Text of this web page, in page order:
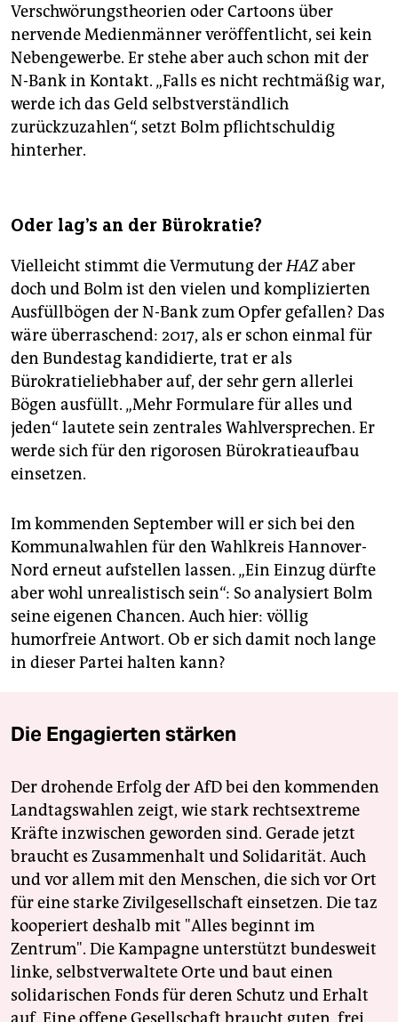
Verschwörungstheorien oder Cartoons über
nervende Medienmänner veröffentlicht, sei kein
Nebengewerbe. Er stehe aber auch schon mit der
N-Bank in Kontakt. „Falls es nicht rechtmäßig war,
werde ich das Geld selbstverständlich
zurückzuzahlen“, setzt Bolm pflichtschuldig
hinterher.
Oder lag's an der Bürokratie?
Vielleicht stimmt die Vermutung derHAZaber
doch und Bolm ist den vielen und komplizierten
Ausfüllbögen der N-Bank zum Opfer gefallen? Das
wäre überraschend: 2017, als er schon einmal für
den Bundestag kandidierte, trat er als
Bürokratieliebhaber auf, der sehr gern allerlei
Bögen ausfüllt. „Mehr Formulare für alles und
jeden“ lautete sein zentrales Wahlversprechen. Er
werde sich für den rigorosen Bürokratieaufbau
einsetzen.
Im kommenden September will er sich bei den
Kommunalwahlen für den Wahlkreis Hannover-
Nord erneut aufstellen lassen. „Ein Einzug dürfte
aber wohl unrealistisch sein“: So analysiert Bolm
seine eigenen Chancen. Auch hier: völlig
humorfreie Antwort. Ob er sich damit noch lange
in dieser Partei halten kann?
Die Engagierten stärken
Der drohende Erfolg der AfD bei den kommenden
Landtagswahlen zeigt, wie stark rechtsextreme
Kräfte inzwischen geworden sind. Gerade jetzt
braucht es Zusammenhalt und Solidarität. Auch
und vor allem mit den Menschen, die sich vor Ort
für eine starke Zivilgesellschaft einsetzen. Die taz
kooperiert deshalb mit "Alles beginnt im
Zentrum". Die Kampagne unterstützt bundesweit
linke, selbstverwaltete Orte und baut einen
solidarischen Fonds für deren Schutz und Erhalt